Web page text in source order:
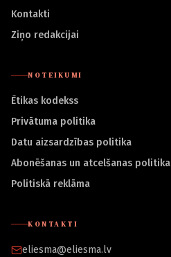
Kontakti
Ziņo redakcijai
NOTEIKUMI
Ētikas kodekss
Privātuma politika
Datu aizsardzības politika
Abonēšanas un atcelšanas politika
Politiskā reklāma
KONTAKTI
eliesma@eliesma.lv